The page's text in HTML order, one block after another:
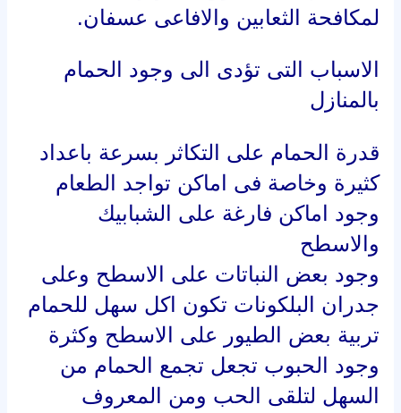
لمكافحة الثعابين والافاعى عسفان.
الاسباب التى تؤدى الى وجود الحمام
بالمنازل
قدرة الحمام على التكاثر بسرعة باعداد
كثيرة وخاصة فى اماكن تواجد الطعام
وجود اماكن فارغة على الشبابيك
والاسطح
وجود بعض النباتات على الاسطح وعلى
جدران البلكونات تكون اكل سهل للحمام
تربية بعض الطيور على الاسطح وكثرة
وجود الحبوب تجعل تجمع الحمام من
السهل لتلقى الحب ومن المعروف